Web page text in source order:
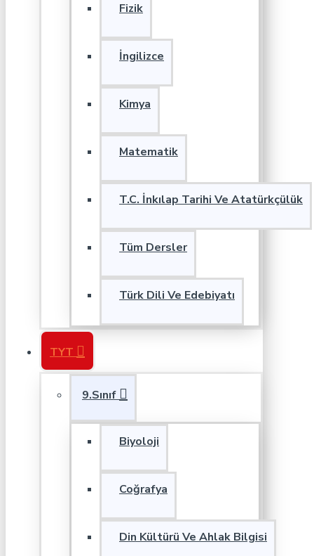
Fizik
İngilizce
Kimya
Matematik
T.C. İnkılap Tarihi Ve Atatürkçülük
Tüm Dersler
Türk Dili Ve Edebiyatı
TYT
9.Sınıf
Biyoloji
Coğrafya
Din Kültürü Ve Ahlak Bilgisi